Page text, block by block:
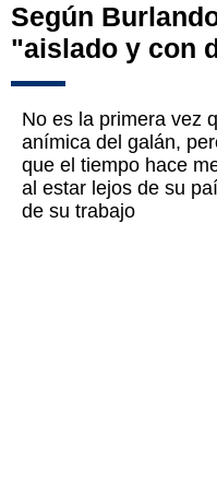
Según
"aislado y con
No es la primera vez
anímica del galán,
que el tiempo hace
al estar lejos de su
de su trabajo